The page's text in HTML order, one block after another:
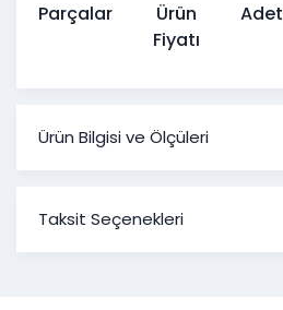
Parçalar
Ürün
Fiyatı
Adet
Ürün Bilgisi ve Ölçüleri
Ürün
Taksit Seçenekleri